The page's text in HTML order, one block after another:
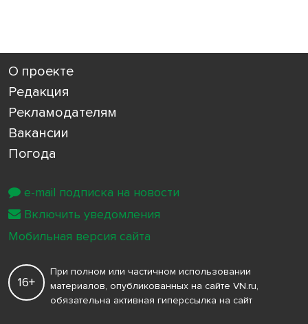
О проекте
Редакция
Рекламодателям
Вакансии
Погода
16+
При полном или частичном использовании
материалов, опубликованных на сайте VN.ru,
обязательна активная гиперссылка на сайт
e-mail подписка на новости
Включить уведомления
Мобильная версия сайта